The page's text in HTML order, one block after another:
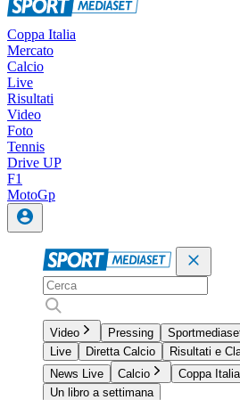
Coppa Italia
Mercato
Calcio
Live
Risultati
Video
Foto
Tennis
Drive UP
F1
MotoGp
Video Pressing
Live
Diretta Calcio
Risultati e
News Live
Calcio Coppa Italia
Un libro a settimana